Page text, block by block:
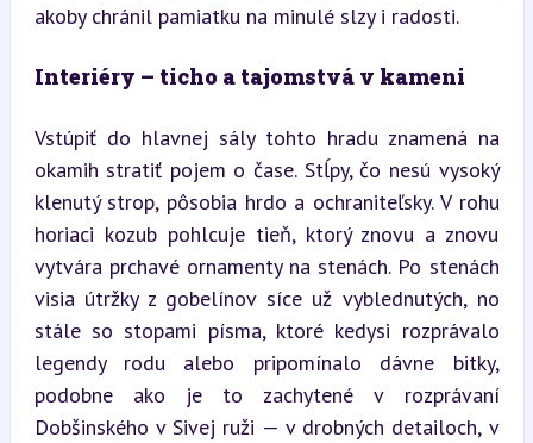
akoby chránil pamiatku na minulé slzy i radosti.
Interiéry – ticho a tajomstvá v kameni
Vstúpiť do hlavnej sály tohto hradu znamená na
okamih stratiť pojem o čase. Stĺpy, čo nesú vysoký
klenutý strop, pôsobia hrdo a ochraniteľsky. V rohu
horiaci kozub pohlcuje tieň, ktorý znovu a znovu
vytvára prchavé ornamenty na stenách. Po stenách
visia útržky z gobelínov síce už vyblednutých, no
stále so stopami písma, ktoré kedysi rozprávalo
legendy rodu alebo pripomínalo dávne bitky,
podobne ako je to zachytené v rozprávaní
Dobšinského v Sivej ruži — v drobných detailoch, v